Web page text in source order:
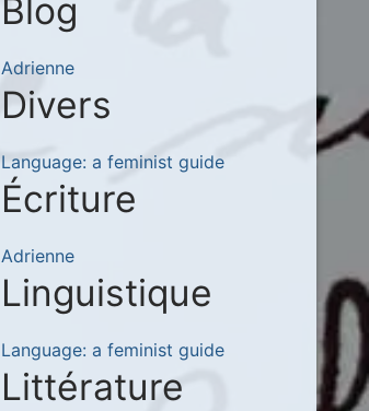
Blog
Adrienne
Divers
Language: a feminist guide
Écriture
Adrienne
Linguistique
Language: a feminist guide
Littérature